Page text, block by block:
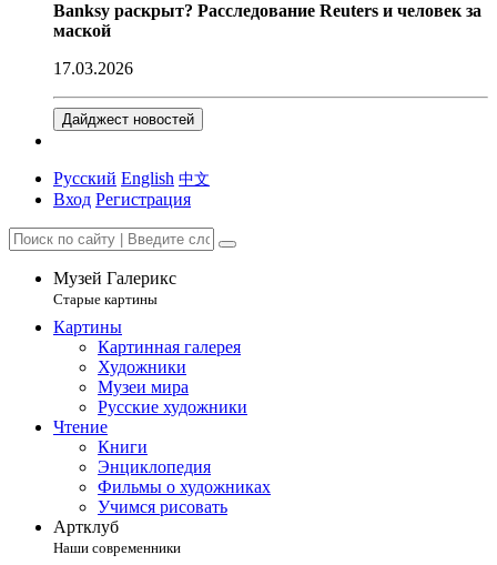
Banksy раскрыт? Расследование Reuters и человек за
маской
17.03.2026
Дайджест новостей
Русский English 中文
Вход Регистрация
Музей Галерикс
Старые картины
Картины
Картинная галерея
Художники
Музеи мира
Русские художники
Чтение
Книги
Энциклопедия
Фильмы о художниках
Учимся рисовать
Артклуб
Наши современники